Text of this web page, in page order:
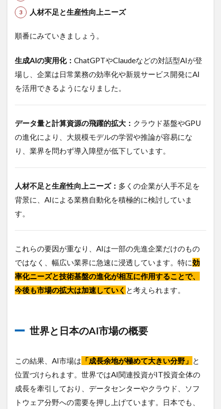
化
1. 業務
3.4.2
2. スキ
ルシフ
ト
3. リス
意点
4
AI
ブ
ル
が
も
法
人
の
変
化
プロセ
スの全
4.4.2
戦略の
変化
人材不足と生産性向上ニーズ
順番にみていきましょう。
生成AIの実用化： ChatGPTやClaudeなどの対話型AIが登
場し、企業は日常業務の効率化や新規サービス開発にAI
を活用できるようになりました。
データ量と計算資源の飛躍的拡大： クラウド基盤やGPU
の進化により、大規模モデルの学習や推論が容易にな
り、業界を問わず導入障壁が低下しています。
人材不足と生産性向上ニーズ： 多くの企業が人手不足を
背景に、AIによる業務自動化を積極的に検討していま
す。
これらの要因が重なり、AIは一部の先進企業だけのもの
ではなく、幅広い業界に急速に浸透しています。特に効
率化ニーズと技術基盤の進化が相互に作用することで、
今後も市場の拡大は加速していく と考えられます。
世界と日本のAI市場の概要
この結果、AI市場は 「成長余地が極めて大きい分野」 と
位置づけられます。世界ではAI関連投資がIT投資全体の
成長を牽引しており、データセンターやクラウド、ソフ
トウェア分野への需要を押し上げています。日本でも、